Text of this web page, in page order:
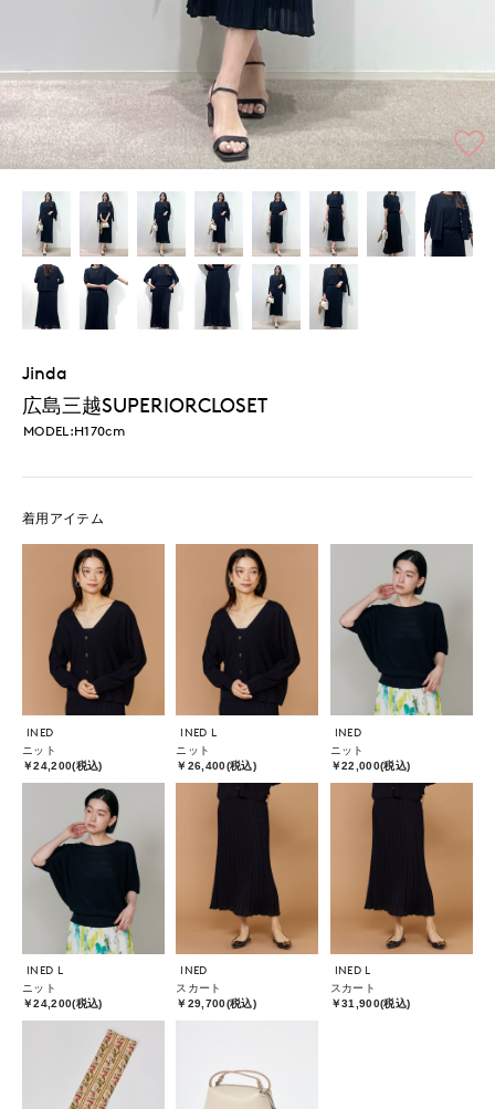
Jinda
広島三越SUPERIORCLOSET
MODEL:H170cm
着用アイテム
INED
ニット
￥24,200(税込)
INED L
ニット
￥26,400(税込)
INED
ニット
￥22,000(税込)
INED L
ニット
￥24,200(税込)
INED
スカート
￥29,700(税込)
INED L
スカート
￥31,900(税込)